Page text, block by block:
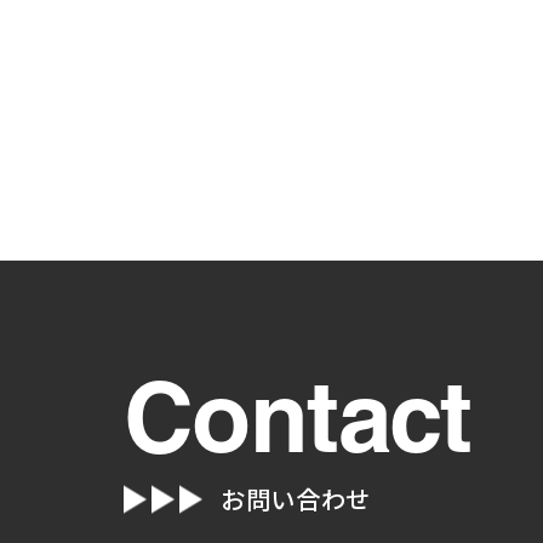
Contact
お問い合わせ